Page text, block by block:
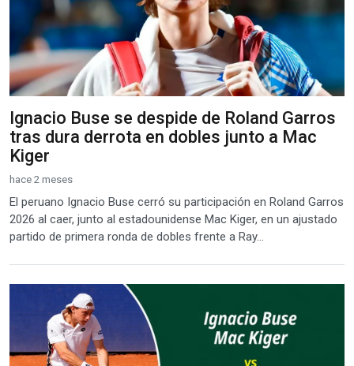
Ignacio Buse se despide de Roland Garros
tras dura derrota en dobles junto a Mac
Kiger
hace 2 meses
El peruano Ignacio Buse cerró su participación en Roland Garros
2026 al caer, junto al estadounidense Mac Kiger, en un ajustado
partido de primera ronda de dobles frente a Ray...